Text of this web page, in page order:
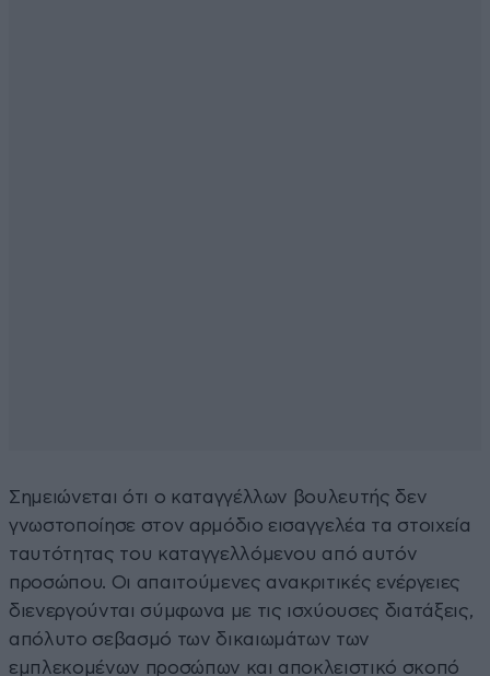
Σημειώνεται ότι ο καταγγέλλων βουλευτής δεν
γνωστοποίησε στον αρμόδιο εισαγγελέα τα στοιχεία
ταυτότητας του καταγγελλόμενου από αυτόν
προσώπου. Οι απαιτούμενες ανακριτικές ενέργειες
διενεργούνται σύμφωνα με τις ισχύουσες διατάξεις,
απόλυτο σεβασμό των δικαιωμάτων των
εμπλεκομένων προσώπων και αποκλειστικό σκοπό